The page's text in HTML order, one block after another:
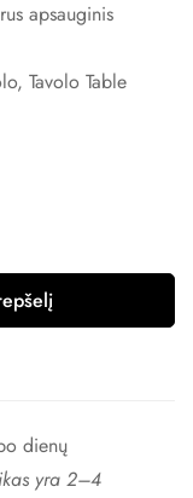
apsauginis
Tavolo Table
dienų
yra 2–4